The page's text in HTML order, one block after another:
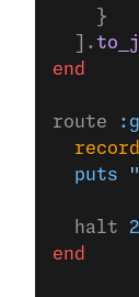
    }
  ].
end
route
  puts
  halt
end